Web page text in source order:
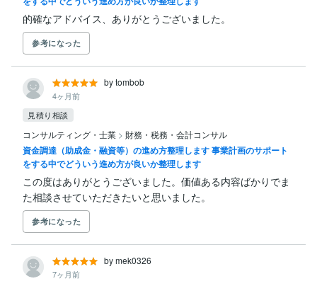
的確なアドバイス、ありがとうございました。
参考になった
by tombob
4ヶ月前
見積り相談
コンサルティング・士業 > 財務・税務・会計コンサル
資金調達（助成金・融資等）の進め方整理します 事業計画のサポート
をする中でどういう進め方が良いか整理します
この度はありがとうございました。価値ある内容ばかりでま
た相談させていただきたいと思いました。
参考になった
by mek0326
7ヶ月前